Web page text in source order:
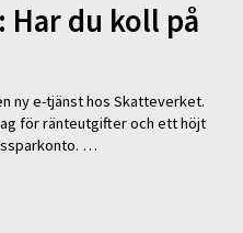
Har du koll på
ny e-tjänst hos Skatteverket.
för ränteutgifter och ett höjt
…